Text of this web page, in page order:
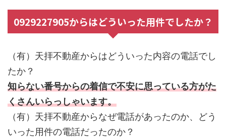
0929227905からはどういった用件でしたか？
（有）天拝不動産からはどういった内容の電話でし
たか？
知らない番号からの着信で不安に思っている方がた
くさんいらっしゃいます。
（有）天拝不動産からなぜ電話があったのか、どう
いった用件の電話だったのか？